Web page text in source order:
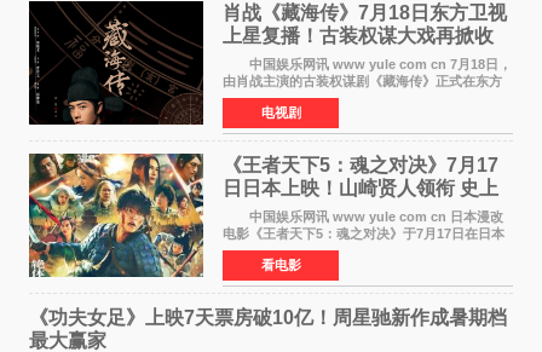
肖战《藏海传》7月18日东方卫视
上星复播！古装权谋大戏再掀收
视热潮
中国娱乐网讯 www yule com cn 7月18日，
由肖战主演的古装权谋剧《藏海传》正式在东方
卫视上星复播，引发广泛关注。该剧此前已在网
络平台播出，凭借精良制作和紧凑剧情收获不俗
口碑，此次上
电视剧
《王者天下5：魂之对决》7月17
日日本上映！山崎贤人领衔 史上
最大“函谷关防卫战”
中国娱乐网讯 www yule com cn 日本漫改
电影《王者天下5：魂之对决》于7月17日在日本
全国上映。这部由佐藤信介执导、山崎贤人主演
的历史动作片，改编自原泰久同名人气漫画，继
续讲述信和漂
看电影
《功夫女足》上映7天票房破10亿！周星驰新作成暑期档
最大赢家